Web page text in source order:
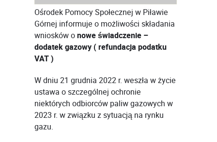
Ośrodek Pomocy Społecznej w Piławie
Górnej informuje o możliwości składania
wniosków onowe świadczenie –
dodatek gazowy ( refundacja podatku
VAT )
W dniu 21 grudnia 2022 r. weszła w życie
ustawa o szczególnej ochronie
niektórych odbiorców paliw gazowych w
2023 r. w związku z sytuacją na rynku
gazu.